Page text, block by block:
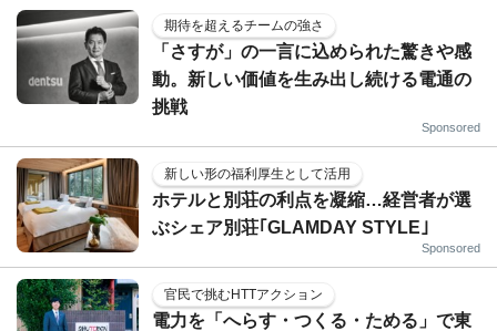
期待を超えるチームの強さ
「さすが」の一言に込められた驚きや感
動。新しい価値を生み出し続ける電通の
挑戦
Sponsored
新しい形の福利厚生として活用
ホテルと別荘の利点を凝縮…経営者が選
ぶシェア別荘｢GLAMDAY STYLE｣
Sponsored
官民で挑むHTTアクション
電力を「へらす・つくる・ためる」で東